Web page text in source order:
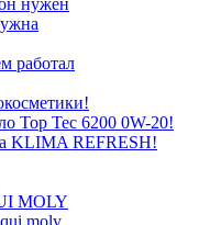
нужен
работал
Top Tec 6200 0W-20!
KLIMA REFRESH!
MOLY
moly